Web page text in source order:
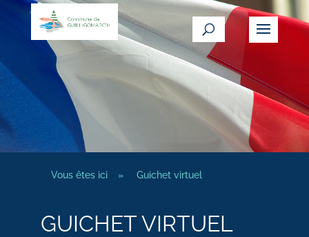
Vous êtes ici » Guichet virtuel
GUICHET VIRTUEL